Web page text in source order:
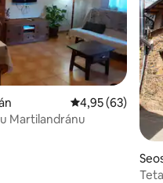
14 Prosječna
4,95 (63)
Martilandránu